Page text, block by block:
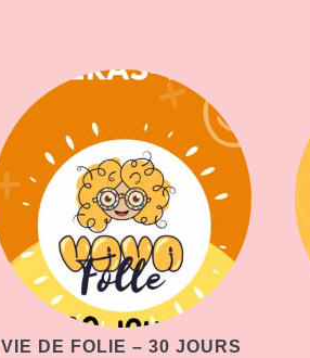
VIE DE FOLIE – 30 JOURS